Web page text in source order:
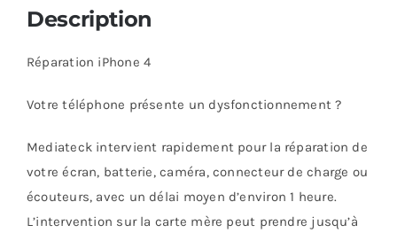
Description
Réparation iPhone 4
Votre téléphone présente un dysfonctionnement ?
Mediateck intervient rapidement pour la réparation de
votre écran, batterie, caméra, connecteur de charge ou
écouteurs, avec un délai moyen d’environ 1 heure.
L’intervention sur la carte mère peut prendre jusqu’à